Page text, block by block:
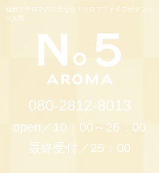
仙台でアロマエステなら！アロマファイブがダント
ツ人気。
080-2812-8013
open／10：00～26：00
最終受付／25：00